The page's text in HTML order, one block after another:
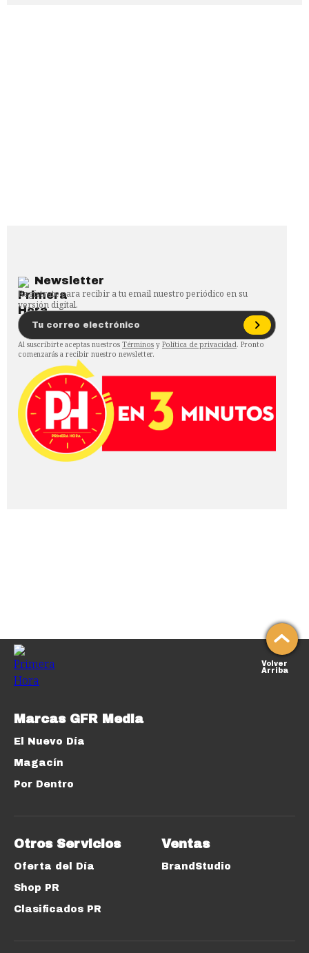
Newsletter
Regístrate para recibir a tu email nuestro periódico en su
versión digital.
Al suscribirte aceptas nuestros Términos y Política de privacidad. Pronto
comenzarás a recibir nuestro newsletter.
Volver
Arriba
Marcas GFR Media
El Nuevo Día
Magacín
Por Dentro
Otros Servicios
Oferta del Día
Shop PR
Clasificados PR
Ventas
BrandStudio